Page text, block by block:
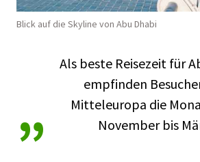
Blick auf die Skyline von Abu Dhabi
„
Als beste Reisezeit für
empfinden
Mitteleuropa die
November bis